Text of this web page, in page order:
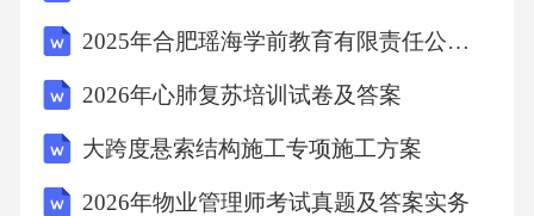
2025年合肥瑶海学前教育有限责任公司招聘笔试真题
2026年心肺复苏培训试卷及答案
大跨度悬索结构施工专项施工方案
2026年物业管理师考试真题及答案实务